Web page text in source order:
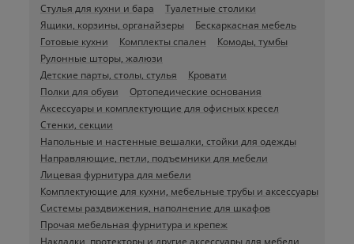
Стулья для кухни и бара
Туалетные столики
Ящики, корзины, органайзеры
Бескаркасная мебель
Готовые кухни
Комплекты спален
Комоды, тумбы
Рулонные шторы, жалюзи
Детские парты, столы, стулья
Кровати
Полки для обуви
Ортопедические основания
Аксессуары и комплектующие для офисных кресел
Стенки, секции
Напольные и настенные вешалки, стойки для одежды
Направляющие, петли, подъемники для мебели
Лицевая фурнитура для мебели
Комплектующие для кухни, мебельные трубы и аксессуары
Системы раздвижения, наполнение для шкафов
Прочая мебельная фурнитура и крепеж
Накладки, протекторы и другие аксессуары для мебели